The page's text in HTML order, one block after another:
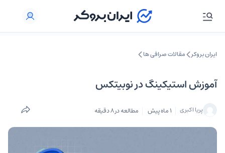
ایران بروکر مقالات صرافی ها
آموزش استیکینگ در نوبیتکس
پریا اکبری 1 ماه پیش مطالعه در 8 دقیقه